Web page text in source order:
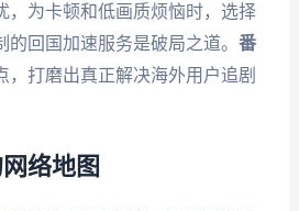
，为卡顿和低画质烦恼时，选择
回国加速服务是破局之道。 番
，打磨出真正解决海外用户追剧
络地图